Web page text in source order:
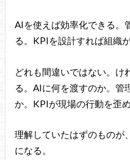
AIを使えば効率化できる。
る。KPIを設計すれば組織が
どれも間違いではない。け
る。AIに何を渡すのか。管
か。KPIが現場の行動を歪め
理解していたはずのものが
になる。